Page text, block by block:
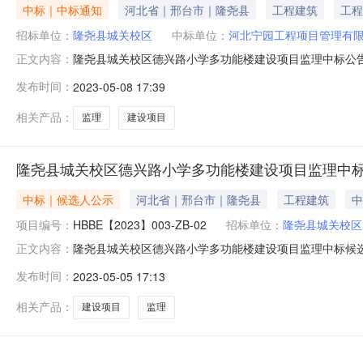
中标｜中标通知 河北省｜邢台市｜隆尧县 工程建筑
工程
招标单位： 隆尧县城关校区 中标单位： 河北宁园工程项目管理有
正文内容： 隆尧县城关校区德兴路小学多功能楼建设项目监理中标
二、中标单位河北宁园工程项目管理有限公司中标价：
理工程师、注册号：13001586
发布时间： 2023-05-08 17:39
相关产品：
监理 建设项目
隆尧县城关校区德兴路小学多功能楼建设项目监理中
中标｜候选人公示 河北省｜邢台市｜隆尧县 工程建筑
项目编号： HBBE【2023】003-ZB-02 招标单位： 隆尧县城关校区
正文内容： 隆尧县城关校区德兴路小学多功能楼建设项目监理中标
人名单第一中标候选人：河北宁园工程项目管理有限公
李彦旗
发布时间： 2023-05-05 17:13
相关产品：
建设项目 监理